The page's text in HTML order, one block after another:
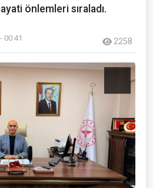
önlemleri sıraladı.
00:41 2258